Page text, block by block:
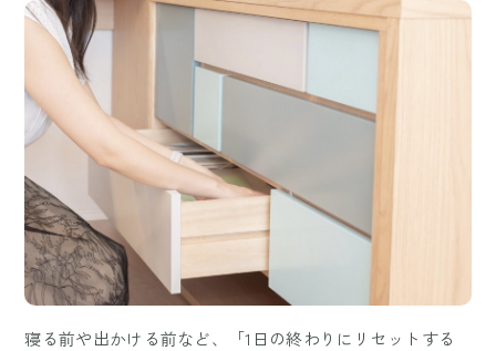
寝る前や出かける前など、「1日の終わりにリセットする